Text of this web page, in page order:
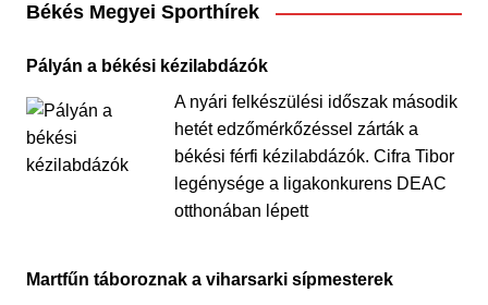
Békés Megyei Sporthírek
Pályán a békési kézilabdázók
A nyári felkészülési időszak második
hetét edzőmérkőzéssel zárták a
békési férfi kézilabdázók. Cifra Tibor
legénysége a ligakonkurens DEAC
otthonában lépett
Martfűn táboroznak a viharsarki sípmesterek